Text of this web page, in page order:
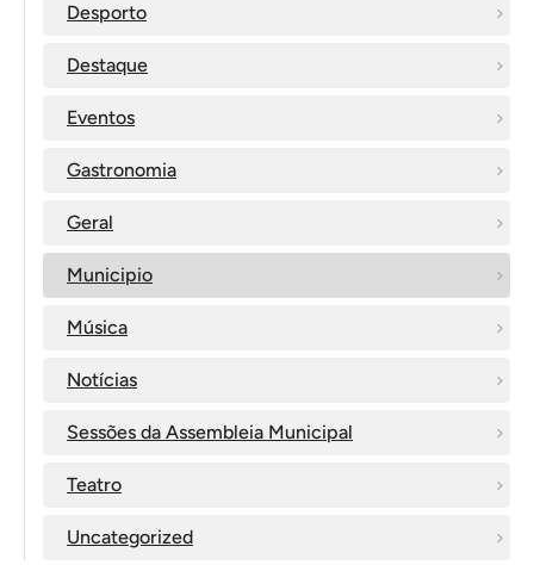
Desporto
Destaque
Eventos
Gastronomia
Geral
Municipio
Música
Notícias
Sessões da Assembleia Municipal
Teatro
Uncategorized